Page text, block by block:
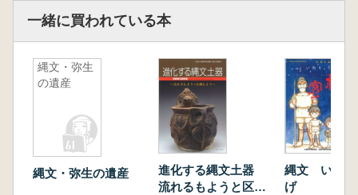
一緒に買われている本
縄文・弥生
の遺産
縄文・弥生の遺産
進化する縄文土器
流れるもようと区画
縄文 いのり
げ